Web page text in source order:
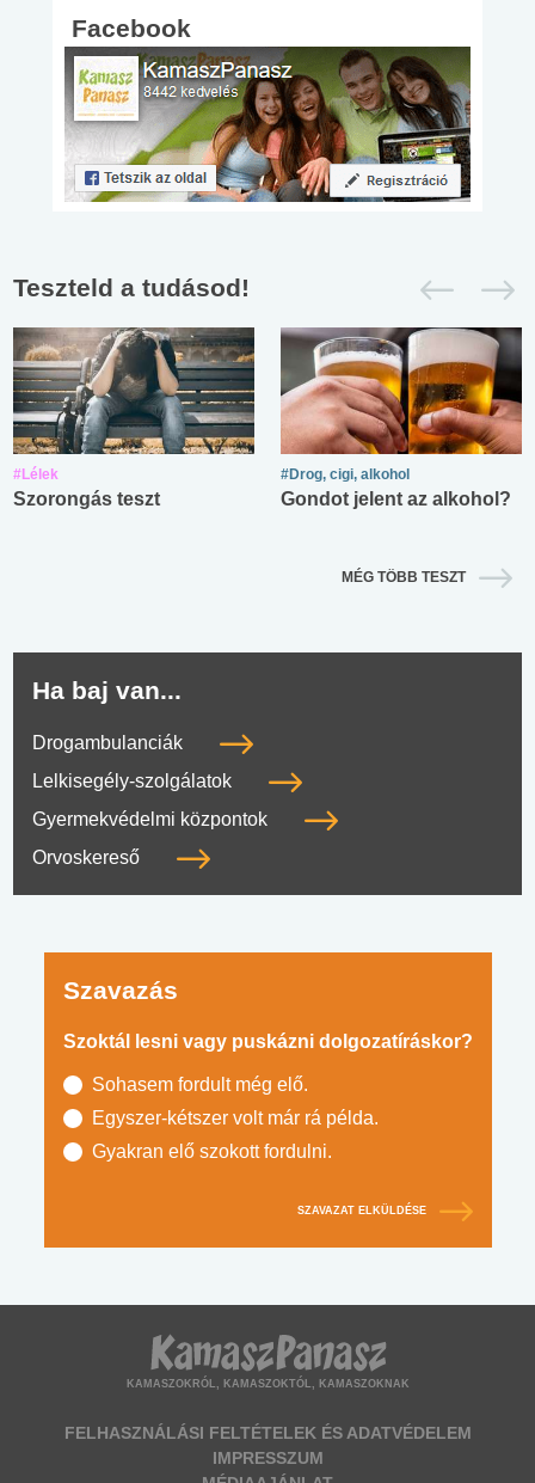
Facebook
Teszteld a tudásod!
#Lélek
Szorongás teszt
#Drog, cigi, alkohol
Gondot jelent az alkohol?
MÉG TÖBB TESZT
Ha baj van...
Drogambulanciák
Lelkisegély-szolgálatok
Gyermekvédelmi központok
Orvoskereső
Szavazás
Szoktál lesni vagy puskázni dolgozatíráskor?
Sohasem fordult még elő.
Egyszer-kétszer volt már rá példa.
Gyakran elő szokott fordulni.
SZAVAZAT ELKÜLDÉSE
KAMASZOKRÓL, KAMASZOKTÓL, KAMASZOKNAK
FELHASZNÁLÁSI FELTÉTELEK ÉS ADATVÉDELEM
IMPRESSZUM